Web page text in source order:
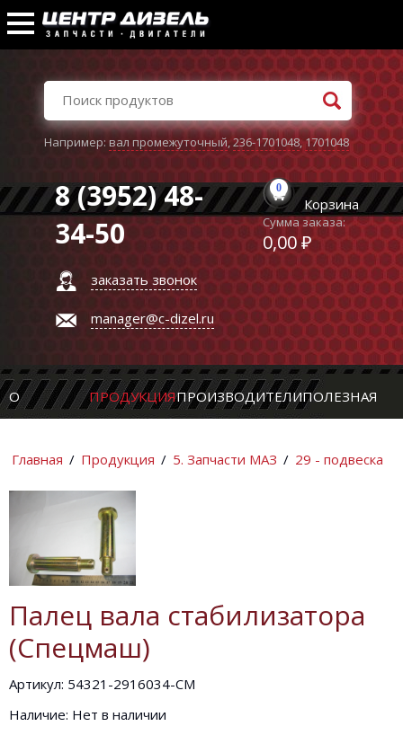
Например:вал промежуточный,236-1701048,1701048
8 (3952) 48-
34-50
заказать звонок
manager@c-dizel.ru
0
Корзина
Сумма заказа:
0,00 ₽
О ПРОДУКЦИЯПРОИЗВОДИТЕЛИПОЛЕЗНАЯ
Главная / Продукция / 5. Запчасти МАЗ / 29 - подвеска
Палец вала стабилизатора
(Спецмаш)
Артикул: 54321-2916034-СМ
Наличие: Нет в наличии